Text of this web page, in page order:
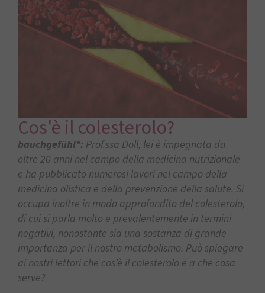
Cos'è il colesterolo?
bauchgefühl*: Prof.ssa Döll, lei è impegnata da
oltre 20 anni nel campo della medicina nutrizionale
e ha pubblicato numerosi lavori nel campo della
medicina olistica e della prevenzione della salute. Si
occupa inoltre in modo approfondito del colesterolo,
di cui si parla molto e prevalentemente in termini
negativi, nonostante sia una sostanza di grande
importanza per il nostro metabolismo. Può spiegare
ai nostri lettori che cos’è il colesterolo e a che cosa
serve?